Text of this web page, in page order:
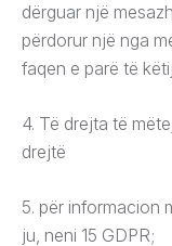
dërguar një
përdorur një nga
faqen e parë të
4. Të drejta të
drejtë
5. për informacion
ju, neni 15 GDPR;